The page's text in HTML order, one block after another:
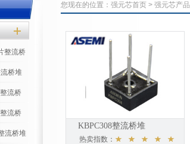
整流桥
桥堆
流桥
流桥
流桥堆
您现在的位置： 强元芯首页 > 强元芯产品
KBPC308整流桥堆
热卖指数：